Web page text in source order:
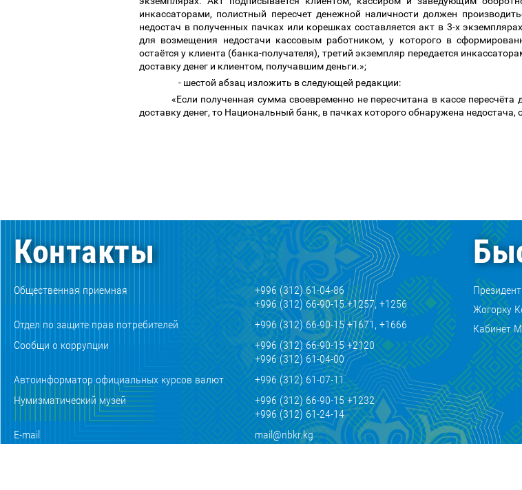
инкассаторами, полистный пересчет денежной наличности должен
недостач в полученных пачках или корешках составляется акт в 3-х
для возмещения недостачи кассовым работником, у которого в
остаётся у клиента (банка-получателя), третий экземпляр передается
доставку денег и клиентом, получавшим деньги.»;
- шестой абзац изложить в следующей редакции:
«Если полученная сумма своевременно не пересчитана в кассе
доставку денег, то Национальный банк, в пачках которого обнаружена недостача,
Контакты
Общественная приемная
+996 (312) 61-04-86
+996 (312) 66-90-15 +1257, +1256
Отдел по защите прав потребителей
+996 (312) 66-90-15 +1671, +1666
Сообщи о коррупции
+996 (312) 66-90-15 +2120
+996 (312) 61-04-00
Автоинформатор официальных курсов валют
+996 (312) 61-07-11
Нумизматический музей
+996 (312) 66-90-15 +1232
+996 (312) 61-24-14
E-mail
mail@nbkr.kg
Жогорку
Кабинет